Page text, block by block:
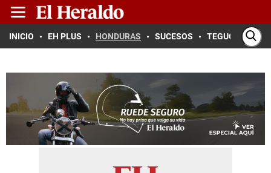
INICIO EH PLUS HONDURAS SUCESOS TEGUCIGALPA